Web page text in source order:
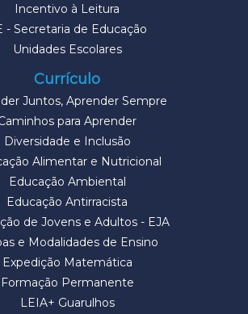
Incentivo à Leitura
- Secretaria de Educação
Unidades Escolares
Currículo
Juntos, Aprender Sempre
para Aprender
Diversidade e Inclusão
Alimentar e Nutricional
Educação Ambiental
Educação Antirracista
de Jovens e Adultos - EJA
e Modalidades de Ensino
Expedição Matemática
Formação Permanente
LEIA+ Guarulhos